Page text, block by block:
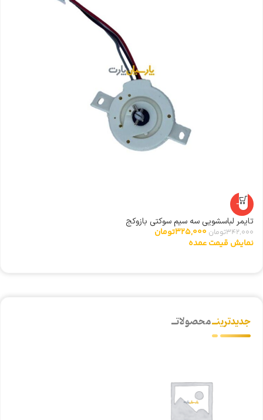
-5%
تایمر لباسشویی سه سیم سوکتی بازوکج
342,000تومان 325,000تومان
نمایش قیمت عمده
جدیدترینــمحصولاتــ